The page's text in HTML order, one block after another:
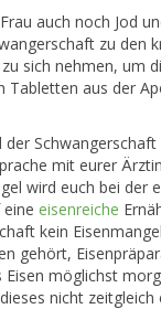
auch noch Jod
zu den
sich nehmen, um
Tabletten aus der
der
mit eurer
wird euch bei
eisenreiche
kein
gehört,
möglichst
nicht